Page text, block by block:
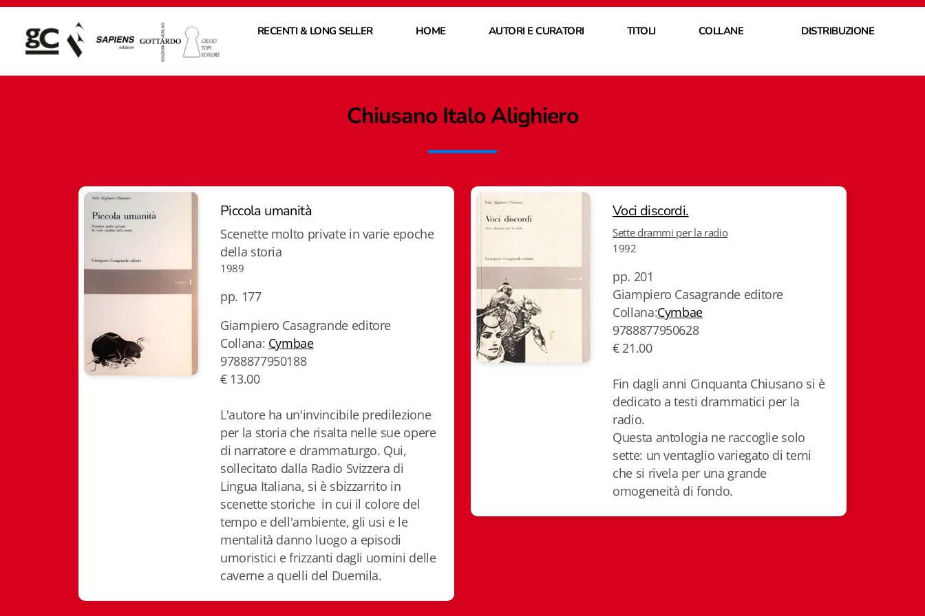
RECENTI & LONG SELLER HOME AUTORI E CURATORI TITOLI COLLANE DISTRIBUZIONE
Chiusano Italo Alighiero
Piccola umanità
Scenette molto private in varie epoche
della storia
1989
pp. 177
Giampiero Casagrande editore
Collana: Cymbae
9788877950188
€ 13.00
L'autore ha un'invincibile predilezione
per la storia che risalta nelle sue opere
di narratore e drammaturgo. Qui,
sollecitato dalla Radio Svizzera di
Lingua Italiana, si è sbizzarrito in
scenette storiche in cui il colore del
tempo e dell'ambiente, gli usi e le
mentalità danno luogo a episodi
umoristici e frizzanti dagli uomini delle
caverne a quelli del Duemila.
Voci discordi.
Sette drammi per la radio
1992
pp. 201
Giampiero Casagrande editore
Collana:Cymbae
9788877950628
€ 21.00
Fin dagli anni Cinquanta Chiusano si è
dedicato a testi drammatici per la
radio.
Questa antologia ne raccoglie solo
sette: un ventaglio variegato di temi
che si rivela per una grande
omogeneità di fondo.